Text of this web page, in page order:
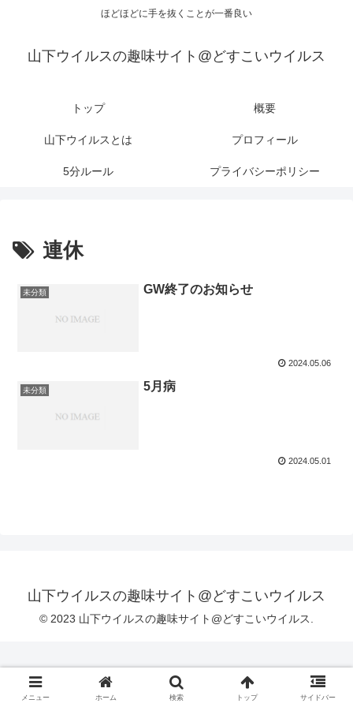
ほどほどに手を抜くことが一番良い
山下ウイルスの趣味サイト@どすこいウイルス
トップ 概要
山下ウイルスとは プロフィール
5分ルール プライバシーポリシー
連休
未分類 GW終了のお知らせ
2024.05.06
未分類 5月病
2024.05.01
山下ウイルスの趣味サイト@どすこいウイルス
© 2023 山下ウイルスの趣味サイト@どすこいウイルス.
メニュー ホーム 検索 トップ サイドバー